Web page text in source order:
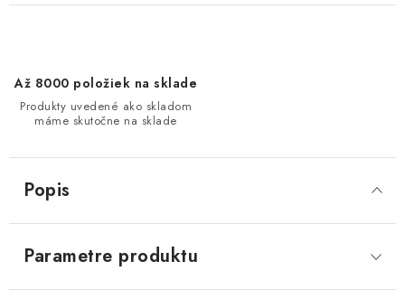
Až 8000 položiek na sklade
Produkty uvedené ako skladom
máme skutočne na sklade
Popis
Parametre produktu